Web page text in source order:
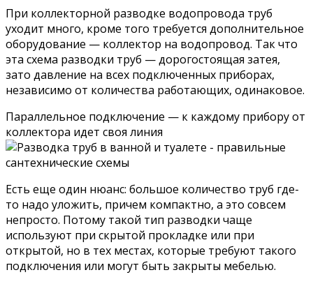
При коллекторной разводке водопровода труб
уходит много, кроме того требуется дополнительное
оборудование — коллектор на водопровод. Так что
эта схема разводки труб — дорогостоящая затея,
зато давление на всех подключенных приборах,
независимо от количества работающих, одинаковое.
Параллельное подключение — к каждому прибору от
коллектора идет своя линия
Есть еще один нюанс: большое количество труб где-
то надо уложить, причем компактно, а это совсем
непросто. Потому такой тип разводки чаще
используют при скрытой прокладке или при
открытой, но в тех местах, которые требуют такого
подключения или могут быть закрыты мебелью.